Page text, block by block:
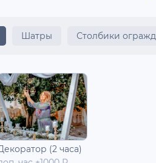
Шатры Столбики
(2 часа)